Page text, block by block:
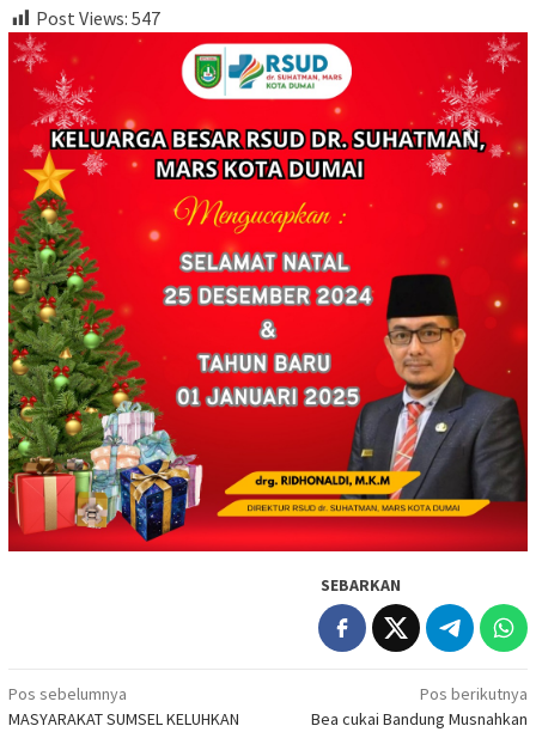
Post Views: 547
SEBARKAN
Navigasi
Pos sebelumnya
MASYARAKAT SUMSEL KELUHKAN
Pos berikutnya
Bea cukai Bandung Musnahkan